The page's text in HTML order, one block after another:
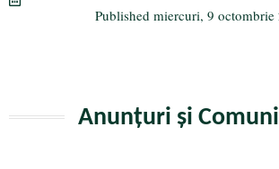
Published miercuri, 9 octombrie
Anunțuri și